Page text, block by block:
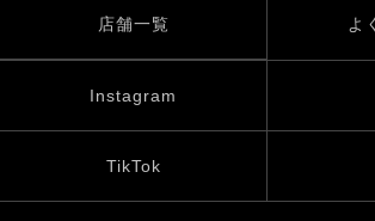
店舗一覧 よ
Instagram
TikTok